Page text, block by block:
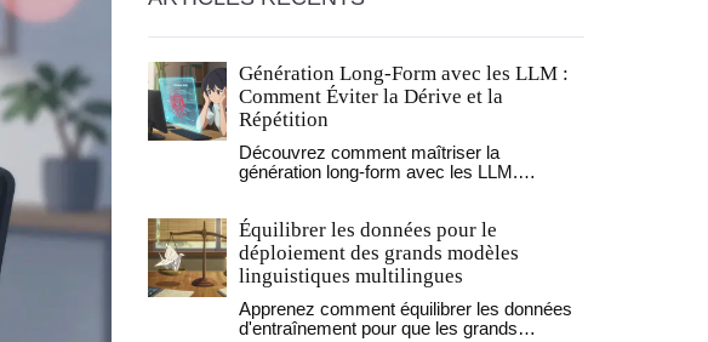
Génération Long-Form avec les LLM :
Comment Éviter la Dérive et la
Répétition
Découvrez comment maîtriser la
génération long-form avec les LLM.
engineering et à l'ajustement de la
température.
Équilibrer les données pour le
déploiement des grands modèles
linguistiques multilingues
Apprenez comment équilibrer les données
d'entraînement pour que les grands